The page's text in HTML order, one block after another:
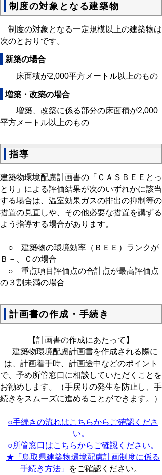
制度の対象となる建築物
制度の対象となる一定規模以上の建築物は
次のとおりです。
新築の場合
床面積が2,000平方メートル以上のもの
増築・改築の場合
増築、改築に係る部分の床面積が2,000
平方メートル以上のもの
指導
建築物環境配慮計画書の「ＣＡＳＢＥＥとっ
とり」による評価結果が次のいずれかに該当
する場合は、温室効果ガスの排出の抑制等の
措置の見直しや、その他必要な措置を講ずる
よう指導する場合があります。
○ 建築物の環境効率（ＢＥＥ）ランクが
Ｂ－、Ｃの場合
○ 重点項目評価点の合計点が最高評価点
の３割未満の場合
計画書の作成・手続き
【計画書の作成にあたって】
建築物環境配慮計画書を作成される際に
は、計画着手時、計画途中などのポイント
で、予め所管窓口に相談していただくことを
お勧めします。（手戻りの発生を防止し、手
続きをスムーズに進めることができます。）
○手続きの流れはこちらからご確認くださ
い。
○所管窓口はこちらからご確認ください。
★「鳥取県建築物環境配慮計画制度に係る
手続き方法」
をご確認ください。